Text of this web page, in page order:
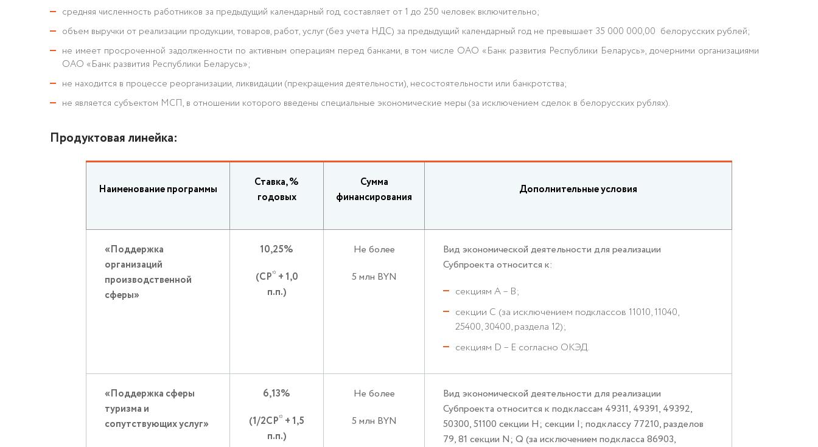
средняя численность работников за предыдущий календарный год, составляет от 1 до 250 человек включительно;
объем выручки от реализации продукции, товаров, работ, услуг (без учета НДС) за предыдущий календарный год не превышает 35 000 000,00 белорусских рублей;
не имеет просроченной задолженности по активным операциям перед банками, в том числе ОАО «Банк развития Республики Беларусь», дочерними организациями
ОАО «Банк развития Республики Беларусь»;
не находится в процессе реорганизации, ликвидации (прекращения деятельности), несостоятельности или банкротства;
не является субъектом МСП, в отношении которого введены специальные экономические меры (за исключением сделок в белорусских рублях).
Продуктовая линейка:
Наименование программы
Ставка, %
годовых
Сумма
финансирования
Дополнительные условия
«Поддержка
организаций
производственной
сферы»
10,25%
(СР* + 1,0
п.п.)
Не более
5 млн BYN
Вид экономической деятельности для реализации
Субпроекта относится к:
секциям А – B;
секции С (за исключением подклассов 11010, 11040,
25400, 30400, раздела 12);
секциям D – E согласно ОКЭД.
«Поддержка сферы
туризма и
сопутствующих услуг»
6,13%
(1/2СР* + 1,5
п.п.)
Не более
5 млн BYN
Вид экономической деятельности для реализации
Субпроекта относится к подклассам 49311, 49391, 49392,
50300, 51100 секции H; секции I; подклассу 77210, разделов
79, 81 секции N; Q (за исключением подкласса 86903,